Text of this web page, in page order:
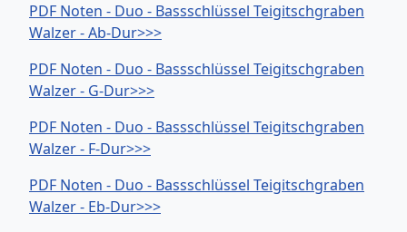
PDF Noten - Duo - Bassschlüssel Teigitschgraben
Walzer - Ab-Dur>>>
PDF Noten - Duo - Bassschlüssel Teigitschgraben
Walzer - G-Dur>>>
PDF Noten - Duo - Bassschlüssel Teigitschgraben
Walzer - F-Dur>>>
PDF Noten - Duo - Bassschlüssel Teigitschgraben
Walzer - Eb-Dur>>>